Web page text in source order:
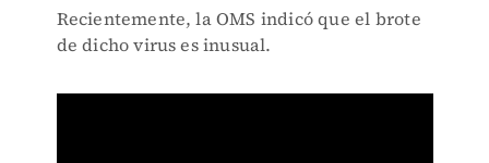
Recientemente, la OMS indicó que el brote
de dicho virus es inusual.